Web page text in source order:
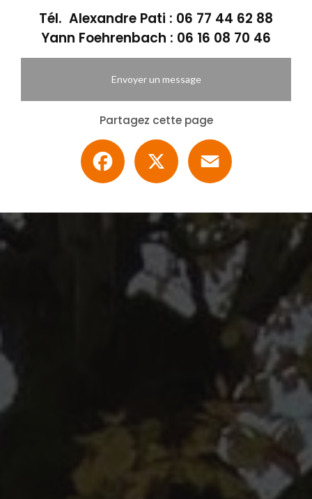
Tél. Alexandre Pati : 06 77 44 62 88
Yann Foehrenbach : 06 16 08 70 46
Envoyer un message
Partagez cette page
Facebook